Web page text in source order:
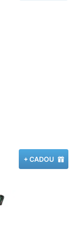
+ CADOU